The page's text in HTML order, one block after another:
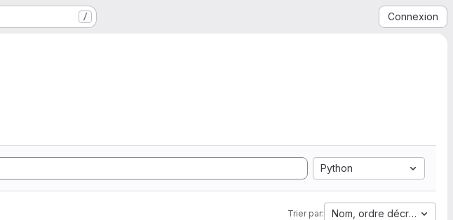
/ Connexion
Python
Trier par: Nom, ordre décroissant